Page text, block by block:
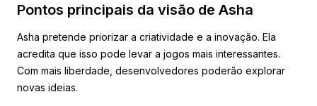
Pontos principais da visão de Asha
Asha pretende priorizar a criatividade e a inovação. Ela
acredita que isso pode levar a jogos mais interessantes.
Com mais liberdade, desenvolvedores poderão explorar
novas ideias.